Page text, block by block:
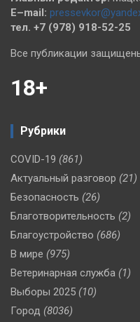
E–mail:
тел. +7 (978) 918-52-25
Все публикации
18+
Рубрики
COVID-19 (861)
Актуальный разговор (21)
Безопасность (26)
Благотворительность (2)
Благоустройство (686)
В мире (975)
Ветеринарная служба (1)
Выборы 2025 (10)
Город (8036)